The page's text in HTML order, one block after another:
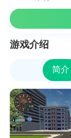
游戏介绍
简介